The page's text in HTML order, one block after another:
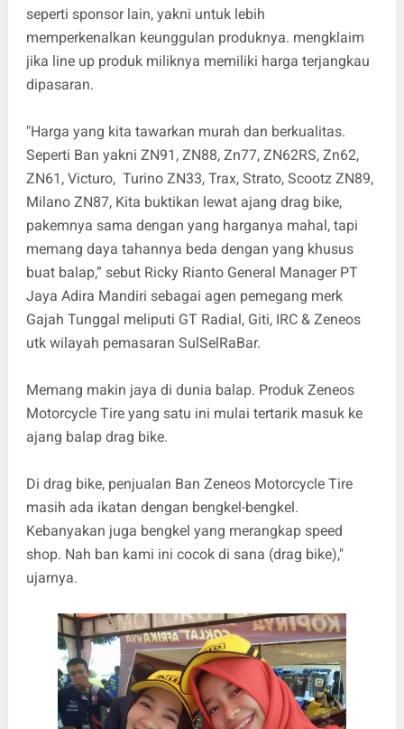
seperti sponsor lain, yakni untuk lebih
memperkenalkan keunggulan produknya. mengklaim
jika line up produk miliknya memiliki harga terjangkau
dipasaran.
"Harga yang kita tawarkan murah dan berkualitas.
Seperti Ban yakni ZN91, ZN88, Zn77, ZN62RS, Zn62,
ZN61, Victuro, Turino ZN33, Trax, Strato, Scootz ZN89,
Milano ZN87, Kita buktikan lewat ajang drag bike,
pakemnya sama dengan yang harganya mahal, tapi
memang daya tahannya beda dengan yang khusus
buat balap,” sebut Ricky Rianto General Manager PT
Jaya Adira Mandiri sebagai agen pemegang merk
Gajah Tunggal meliputi GT Radial, Giti, IRC & Zeneos
utk wilayah pemasaran SulSelRaBar.
Memang makin jaya di dunia balap. Produk Zeneos
Motorcycle Tire yang satu ini mulai tertarik masuk ke
ajang balap drag bike.
Di drag bike, penjualan Ban Zeneos Motorcycle Tire
masih ada ikatan dengan bengkel-bengkel.
Kebanyakan juga bengkel yang merangkap speed
shop. Nah ban kami ini cocok di sana (drag bike),"
ujarnya.